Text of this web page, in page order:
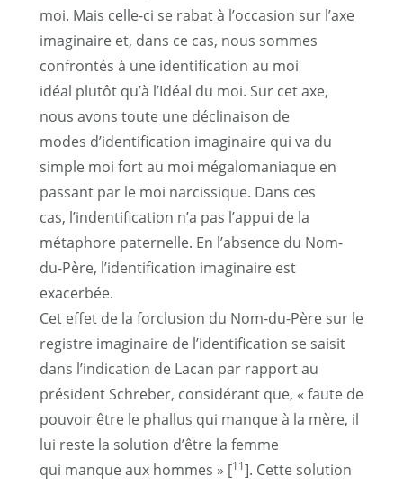
moi. Mais celle-ci se rabat à l’occasion sur l’axe
imaginaire et, dans ce cas, nous sommes
confrontés à une identification au moi
idéal plutôt qu’à l’Idéal du moi. Sur cet axe,
nous avons toute une déclinaison de
modes d’identification imaginaire qui va du
simple moi fort au moi mégalomaniaque en
passant par le moi narcissique. Dans ces
cas, l’indentification n’a pas l’appui de la
métaphore paternelle. En l’absence du Nom-
du-Père, l’identification imaginaire est
exacerbée.
Cet effet de la forclusion du Nom-du-Père sur le
registre imaginaire de l’identification se saisit
dans l’indication de Lacan par rapport au
président Schreber, considérant que, « faute de
pouvoir être le phallus qui manque à la mère, il
lui reste la solution d’être la femme
qui manque aux hommes » [11]. Cette solution